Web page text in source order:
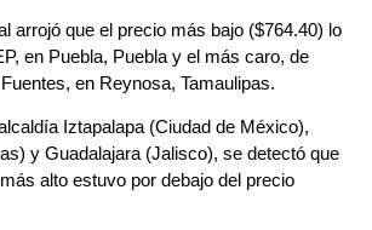
arrojó que el precio más bajo ($764.40) lo
en Puebla, Puebla y el más caro, de
en Reynosa, Tamaulipas.
Iztapalapa (Ciudad de México),
y Guadalajara (Jalisco), se detectó que
alto estuvo por debajo del precio